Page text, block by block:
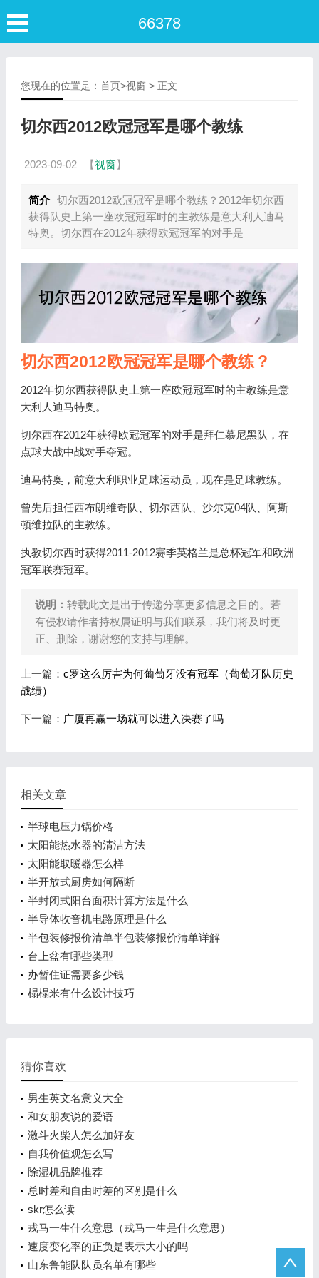
66378
您现在的位置是： 首页>视窗 > 正文
切尔西2012欧冠冠军是哪个教练
2023-09-02 【视窗】
简介 切尔西2012欧冠冠军是哪个教练？2012年切尔西
获得队史上第一座欧冠冠军时的主教练是意大利人迪马
特奥。切尔西在2012年获得欧冠冠军的对手是
切尔西2012欧冠冠军是哪个教练？
2012年切尔西获得队史上第一座欧冠冠军时的主教练是意
大利人迪马特奥。
切尔西在2012年获得欧冠冠军的对手是拜仁慕尼黑队，在
点球大战中战对手夺冠。
迪马特奥，前意大利职业足球运动员，现在是足球教练。
曾先后担任西布朗维奇队、切尔西队、沙尔克04队、阿斯
顿维拉队的主教练。
执教切尔西时获得2011-2012赛季英格兰是总杯冠军和欧洲
冠军联赛冠军。
说明： 转载此文是出于传递分享更多信息之目的。若
有侵权请作者持权属证明与我们联系，我们将及时更
正、删除，谢谢您的支持与理解。
上一篇： c罗这么厉害为何葡萄牙没有冠军（葡萄牙队历史
战绩）
下一篇： 广厦再赢一场就可以进入决赛了吗
相关文章
半球电压力锅价格
太阳能热水器的清洁方法
太阳能取暖器怎么样
半开放式厨房如何隔断
半封闭式阳台面积计算方法是什么
半导体收音机电路原理是什么
半包装修报价清单半包装修报价清单详解
台上盆有哪些类型
办暂住证需要多少钱
榻榻米有什么设计技巧
猜你喜欢
男生英文名意义大全
和女朋友说的爱语
激斗火柴人怎么加好友
自我价值观怎么写
除湿机品牌推荐
总时差和自由时差的区别是什么
skr怎么读
戎马一生什么意思（戎马一生是什么意思）
速度变化率的正负是表示大小的吗
山东鲁能队队员名单有哪些